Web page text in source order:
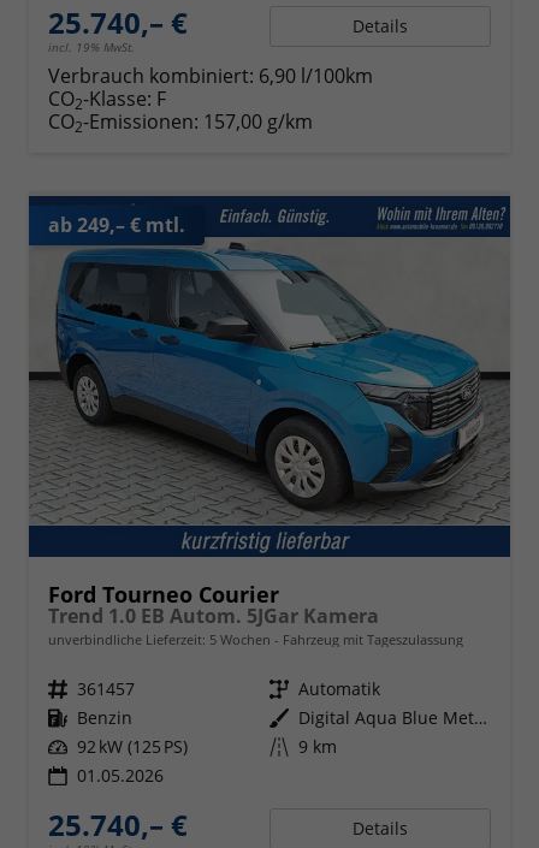
25.740,– €
incl. 19% MwSt.
Details
Verbrauch kombiniert: 6,90 l/100km
CO2-Klasse: F
CO2-Emissionen: 157,00 g/km
ab 249,– € mtl.
Ford Tourneo Courier
Trend 1.0 EB Autom. 5JGar Kamera
unverbindliche Lieferzeit: 5 Wochen Fahrzeug mit Tageszulassung
Fahrzeugnr. 361457 Getriebe Automatik
Kraftstoff Benzin Außenfarbe
Digital Aqua Blue Metallic
Leistung 92 kW (125 PS) Kilometerstand 9 km
01.05.2026
25.740,– € Details